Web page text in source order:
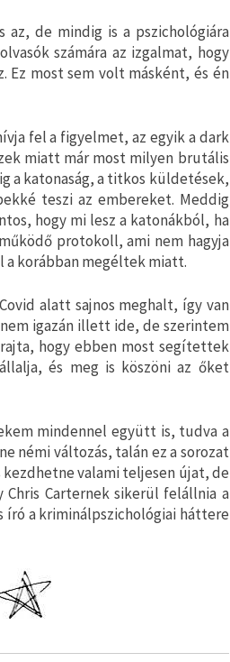
de mindig is a pszichológiára
számára az izgalmat, hogy
Ez most sem volt másként, és én
fel a figyelmet, az egyik a dark
miatt már most milyen brutális
a katonaság, a titkos küldetések,
teszi az embereket. Meddig
hogy mi lesz a katonákból, ha
protokoll, ami nem hagyja
a korábban megéltek miatt.
alatt sajnos meghalt, így van
igazán illett ide, de szerintem
hogy ebben most segítettek
és meg is köszöni az őket
mindennel együtt is, tudva a
némi változás, talán ez a sorozat
kezdhetne valami teljesen újat, de
Carternek sikerül felállnia a
író a kriminálpszichológiai háttere